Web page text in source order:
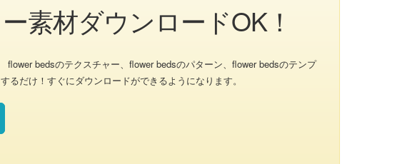
素材ダウンロードOK！
bedsのテクスチャー、flower bedsのパターン、flower bedsのテンプ
だけ！すぐにダウンロードができるようになります。